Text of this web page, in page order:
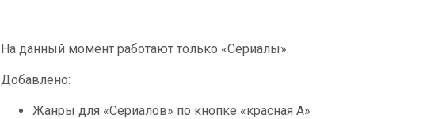
На данный момент работают только «Сериалы».
Добавлено:
Жанры для «Сериалов» по кнопке «красная A»